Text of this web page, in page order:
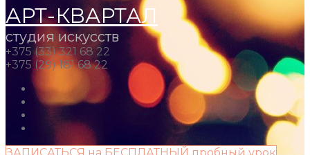
АРТ-КВАРТАЛ
студия искусств
+375 (33) 321 68 22
+375 (29) 181 68 22